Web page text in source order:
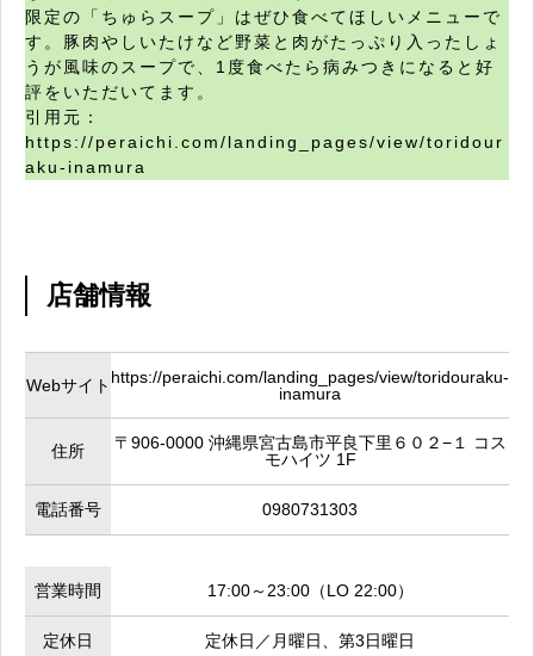
限定の「ちゅらスープ」はぜひ食べてほしいメニューで
す。豚肉やしいたけなど野菜と肉がたっぷり入ったしょ
うが風味のスープで、1度食べたら病みつきになると好
評をいただいてます。
引用元：
https://peraichi.com/landing_pages/view/toridour
aku-inamura
店舗情報
Webサイト https://peraichi.com/landing_pages/view/toridouraku-
inamura
住所
〒906-0000 沖縄県宮古島市平良下里６０２−１ コス
モハイツ 1F
電話番号 0980731303
営業時間 17:00～23:00（LO 22:00）
定休日 定休日／月曜日、第3日曜日